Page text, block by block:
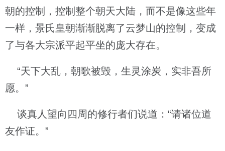
朝的控制，控制整个朝天大陆，而不是像这些年
一样，景氏皇朝渐渐脱离了云梦山的控制，变成
了与各大宗派平起平坐的庞大存在。
“天下大乱，朝歌被毁，生灵涂炭，实非吾所
愿。”
谈真人望向四周的修行者们说道：“请诸位道
友作证。”